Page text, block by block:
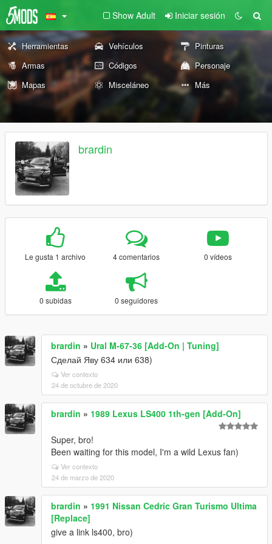
Show Adult Iniciar sesión
Herramientas Vehículos
Pinturas
Armas
Códigos
Personaje
Mapas
Misceláneo Más
brardin
Le gusta 1 archivo 4 comentarios 0 vídeos
0 subidas 0 seguidores
brardin » Ural M-67-36 [Add-On | Tuning]
Сделай Яву 634 или 638)
Ver contexto
24 de octubre de 2020
brardin » 1989 Lexus LS400 1th-gen [Add-On]
Super, bro!
Been waiting for this model, I'm a wild Lexus fan)
Ver contexto
24 de marzo de 2020
brardin » 1991 Nissan Cedric Gran Turismo Ultima
[Replace]
give a link ls400, bro)